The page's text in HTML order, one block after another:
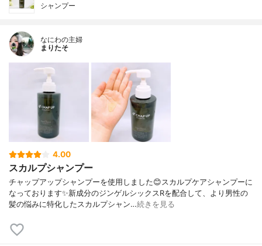
シャンプー
なにわの主婦
まりたそ
4.00
スカルプシャンプー
チャップアップシャンプーを使用しました😊スカルプケアシャンプーに
なっております✨新成分のジンゲルシックスRを配合して、より男性の
髪の悩みに特化したスカルプシャン…続きを見る